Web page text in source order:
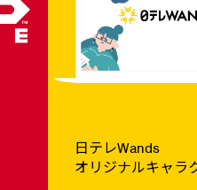
日テレWands
オリジナルキャラ